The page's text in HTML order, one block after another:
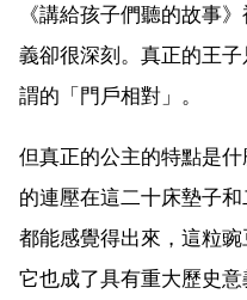
《講給孩子們聽的故事
義卻很深刻。真正的王
謂的「門戶相對」。
但真正的公主的特點是
的連壓在這二十床墊子
都能感覺得出來，這粒
它也成了具有重大歷史意